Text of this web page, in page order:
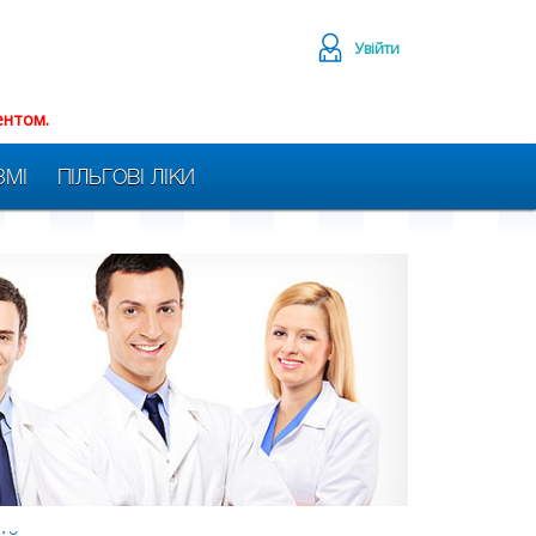
Увійти
ПІЛЬГОВІ ЛІКИ